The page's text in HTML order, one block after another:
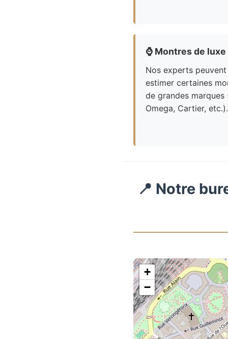
⌚ Montres de luxe
Nos experts peuvent
estimer certaines
de grandes marques
Omega, Cartier, etc.).
📍 Notre
+
−